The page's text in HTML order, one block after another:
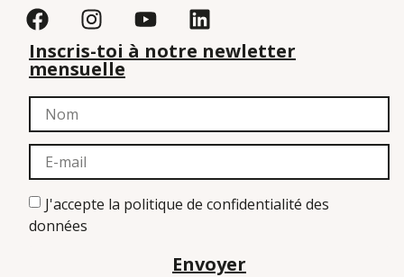
Inscris-toi à notre newletter
mensuelle
J'accepte la politique de confidentialité des
données
Envoyer